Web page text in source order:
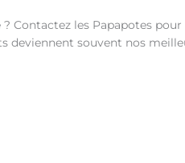
Contactez les Papapotes
deviennent souvent nos